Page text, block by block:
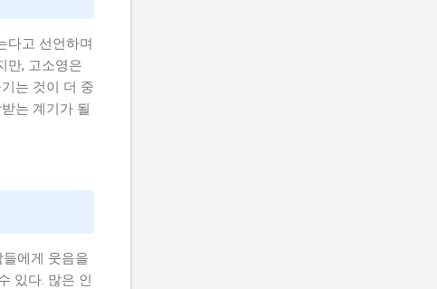
다고 선언하며
만, 고소영은
는 것이 더 중
는 계기가 될
에게 웃음을
있다. 많은 인